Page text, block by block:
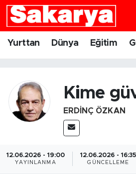
Yurttan Dünya Eğitim
Kime
ERDINÇ ÖZKAN
12.06.2026 - 19:00
YAYINLANMA
12.06.2026 - 16:35
GÜNCELLEME
Yurttan
Eğitim
Gündem
Eskişehirspor
Spor
Eskişehir Nöbetçi
Eskişehir Namaz Vakitleri
Eskişehir Trafik Yoğunluk
Süper Lig Puan Durumu
Tüm Manşetler